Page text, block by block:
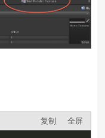
复制 全屏